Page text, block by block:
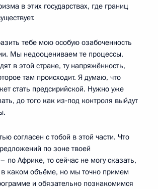
в этих государствах, где границ
тебе мою особую озабоченность
Мы недооцениваем те процессы,
в этой стране, ту напряжённость,
там происходит. Я думаю, что
стать предсирийской. Нужно уже
до того как из‑под контроля выйдут
согласен с тобой в этой части. Что
по зоне твоей
по Африке, то сейчас не могу сказать,
каком объёме, но мы точно примем
и обязательно познакомимся